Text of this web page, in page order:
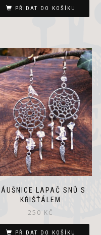
PŘIDAT DO KOŠÍKU
LAPAČ SNŮ S
KŘIŠŤÁLEM
250 KČ
PŘIDAT DO KOŠÍKU